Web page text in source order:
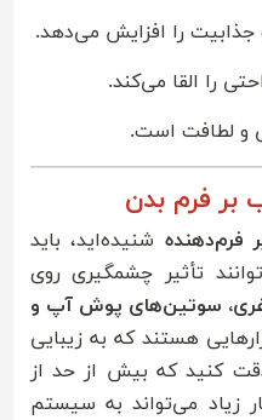
را افزایش می‌دهد.
را القا می‌کند.
و لطافت است.
فرم‌دهنده شنیده‌اید، باید
تأثیر چشمگیری روی
سوتین‌های پوش آپ و
هستند که به زیبایی
کنید که بیش از حد از
زیاد می‌تواند به سیستم